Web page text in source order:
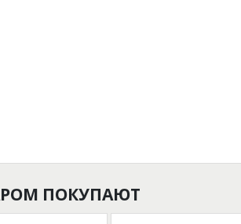
ПОКУПАЮТ